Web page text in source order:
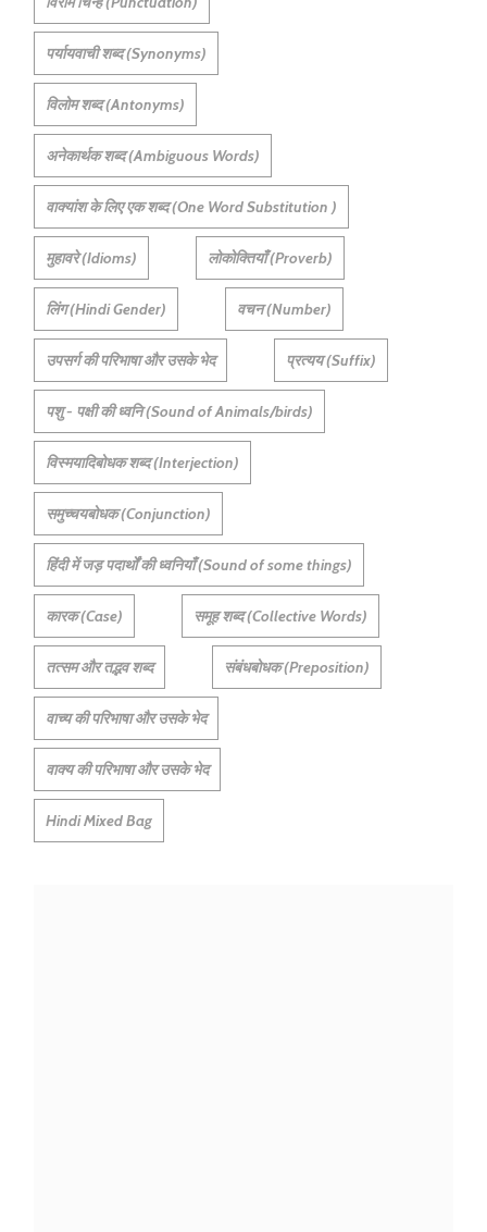
पर्यायवाची शब्द (Synonyms)
विलोम शब्द (Antonyms)
अनेकार्थक शब्द (Ambiguous Words)
वाक्यांश के लिए एक शब्द (One Word Substitution )
मुहावरे (Idioms) लोकोक्तियाँ (Proverb)
लिंग (Hindi Gender) वचन (Number)
उपसर्ग की परिभाषा और उसके भेद प्रत्यय (Suffix)
पशु - पक्षी की ध्वनि (Sound of Animals/birds)
विस्मयादिबोधक शब्द (Interjection)
समुच्चयबोधक (Conjunction)
हिंदी में जड़ पदार्थों की ध्वनियाँ (Sound of some things)
कारक (Case) समूह शब्द (Collective Words)
तत्सम और तद्भव शब्द संबंधबोधक (Preposition)
वाच्य की परिभाषा और उसके भेद
वाक्य की परिभाषा और उसके भेद
Hindi Mixed Bag